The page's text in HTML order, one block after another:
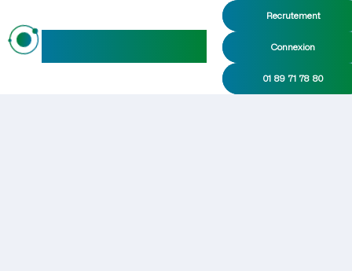
Recrutement
Connexion
01 89 71 78 80